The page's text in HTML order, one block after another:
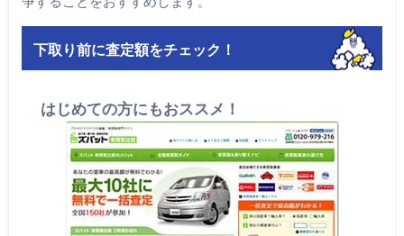
下取り前に査定額をチェック！
はじめての方にもおススメ！